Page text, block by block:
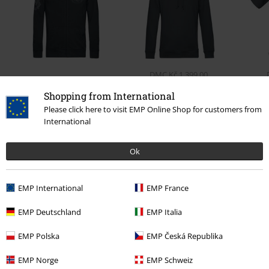
Shopping from International
Please click here to visit EMP Online Shop for customers from
International
Ok
EMP International EMP France
EMP Deutschland EMP Italia
EMP Polska EMP Česká Republika
EMP Norge EMP Schweiz
DMCKč 1.399,00
0 Hodnocení
Podělte se o váš názor "Smoke Skull".